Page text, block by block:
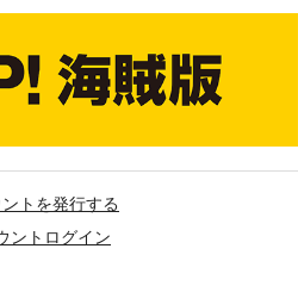
トを発行する
ントログイン